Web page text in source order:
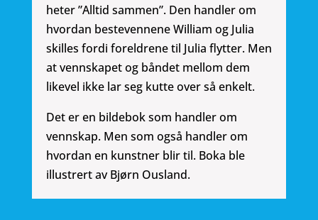
heter ”Alltid sammen”. Den handler om
hvordan bestevennene William og Julia
skilles fordi foreldrene til Julia flytter. Men
at vennskapet og båndet mellom dem
likevel ikke lar seg kutte over så enkelt.
Det er en bildebok som handler om
vennskap. Men som også handler om
hvordan en kunstner blir til. Boka ble
illustrert av Bjørn Ousland.